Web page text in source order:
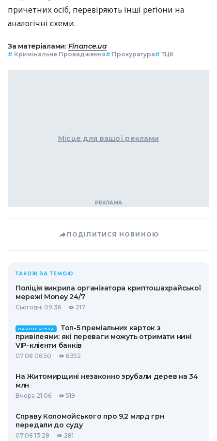
причетних осіб, перевіряють інші регіони на
аналогічні схеми.
За матеріалами: Finance.ua
# Кримінальне Провадження# Прокуратура# ТЦК
Місце для вашої реклами
ПОДІЛИТИСЯ НОВИНОЮ
ТАКОЖ ЗА ТЕМОЮ
Поліція викрила організатора криптошахрайської
мережі Money 24/7
Сьогодні 09:36 217
ПАРТНЕРСЬКА
Топ-5 преміальних карток з
привілеями: які переваги можуть отримати нині
VIP-клієнти банків
07.08 06:50 8352
На Житомирщині незаконно зрубали дерев на 34
млн
Вчора 21:06 519
Справу Коломойського про 9,2 млрд грн
передали до суду
07.08 13:28 281